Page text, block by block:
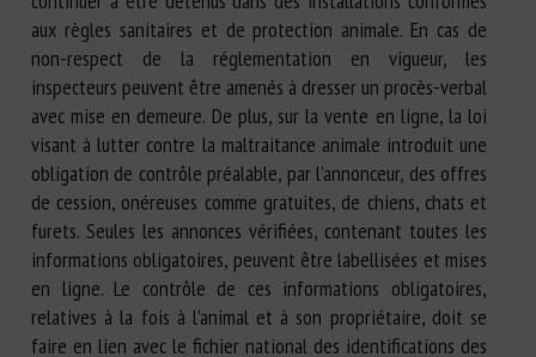
aux règles sanitaires et de protection animale. En cas de
non-respect de la réglementation en vigueur, les
inspecteurs peuvent être amenés à dresser un procès-verbal
avec mise en demeure. De plus, sur la vente en ligne, la loi
visant à lutter contre la maltraitance animale introduit une
obligation de contrôle préalable, par l’annonceur, des offres
de cession, onéreuses comme gratuites, de chiens, chats et
furets. Seules les annonces vérifiées, contenant toutes les
informations obligatoires, peuvent être labellisées et mises
en ligne. Le contrôle de ces informations obligatoires,
relatives à la fois à l’animal et à son propriétaire, doit se
faire en lien avec le fichier national des identifications des